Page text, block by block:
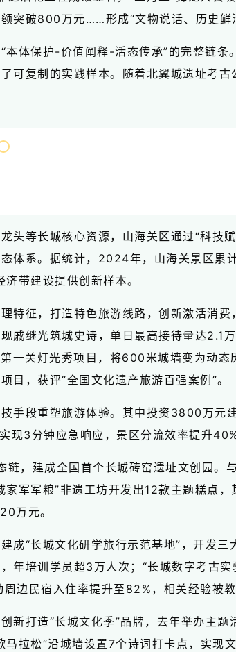
突破800万元……形成“文物说话、历史鲜
本体保护-价值阐释-活态传承”的完整链
可复制的实践样本。随着北翼城遗址考
头等长城核心资源，山海关区通过“科技
体系。据统计，2024年，山海关景区
带建设提供创新样本。
特征，打造特色旅游线路，创新激活消
戚继光筑城史诗，单日最高接待量达
一关灯光秀项目，将600米城墙变为动
目，获评“全国文化遗产旅游百强案例”。
手段重塑旅游体验。其中投资3800万元
现3分钟应急响应，景区分流效率提升40%
链，建成全国首个长城砖窑遗址文创园。
家军军粮”非遗工坊开发出12款主题糕点
万元。
成“长城文化研学旅行示范基地”，开发
年培训学员超3万人次；“长城数字考古
边民宿入住率提升至82%，相关经验被
新打造“长城文化季”品牌，去年举办主
马拉松”沿城墙设置7个诗词打卡点，实